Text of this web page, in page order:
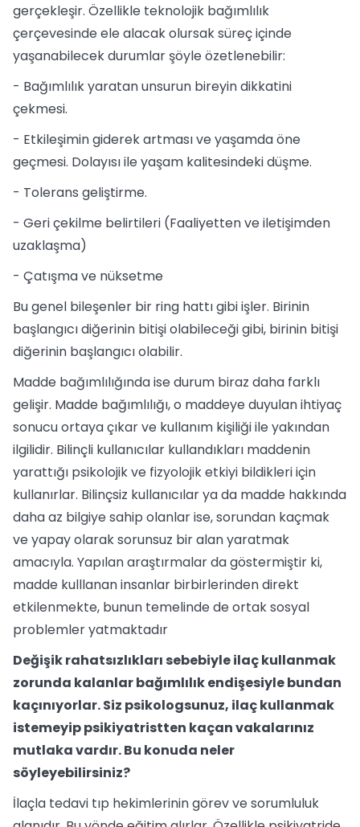
gerçekleşir. Özellikle teknolojik bağımlılık
çerçevesinde ele alacak olursak süreç içinde
yaşanabilecek durumlar şöyle özetlenebilir:
- Bağımlılık yaratan unsurun bireyin dikkatini
çekmesi.
- Etkileşimin giderek artması ve yaşamda öne
geçmesi. Dolayısı ile yaşam kalitesindeki düşme.
- Tolerans geliştirme.
- Geri çekilme belirtileri (Faaliyetten ve iletişimden
uzaklaşma)
- Çatışma ve nüksetme
Bu genel bileşenler bir ring hattı gibi işler. Birinin
başlangıcı diğerinin bitişi olabileceği gibi, birinin bitişi
diğerinin başlangıcı olabilir.
Madde bağımlılığında ise durum biraz daha farklı
gelişir. Madde bağımlılığı, o maddeye duyulan ihtiyaç
sonucu ortaya çıkar ve kullanım kişiliği ile yakından
ilgilidir. Bilinçli kullanıcılar kullandıkları maddenin
yarattığı psikolojik ve fizyolojik etkiyi bildikleri için
kullanırlar. Bilinçsiz kullanıcılar ya da madde hakkında
daha az bilgiye sahip olanlar ise, sorundan kaçmak
ve yapay olarak sorunsuz bir alan yaratmak
amacıyla. Yapılan araştırmalar da göstermiştir ki,
madde kulllanan insanlar birbirlerinden direkt
etkilenmekte, bunun temelinde de ortak sosyal
problemler yatmaktadır
Değişik rahatsızlıkları sebebiyle ilaç kullanmak
zorunda kalanlar bağımlılık endişesiyle bundan
kaçınıyorlar. Siz psikologsunuz, ilaç kullanmak
istemeyip psikiyatristten kaçan vakalarınız
mutlaka vardır. Bu konuda neler
söyleyebilirsiniz?
İlaçla tedavi tıp hekimlerinin görev ve sorumluluk